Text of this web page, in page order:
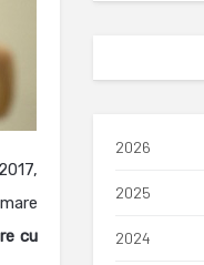
cu
2026
2025
2024